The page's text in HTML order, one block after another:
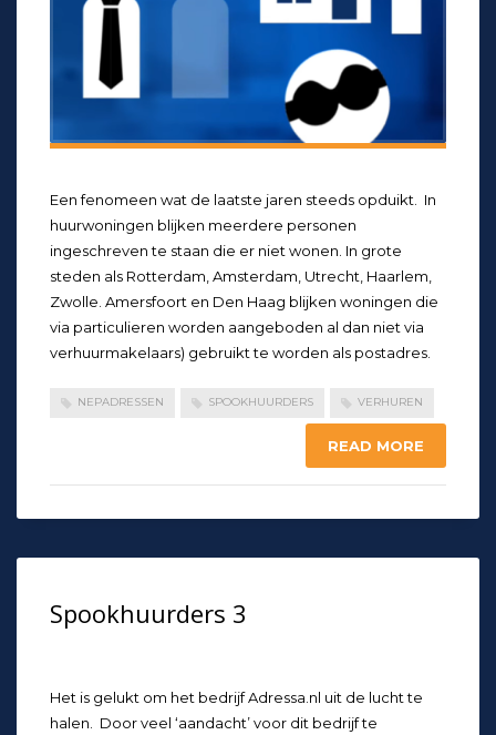
Een fenomeen wat de laatste jaren steeds opduikt. In
huurwoningen blijken meerdere personen
ingeschreven te staan die er niet wonen. In grote
steden als Rotterdam, Amsterdam, Utrecht, Haarlem,
Zwolle. Amersfoort en Den Haag blijken woningen die
via particulieren worden aangeboden al dan niet via
verhuurmakelaars) gebruikt te worden als postadres.
NEPADRESSEN SPOOKHUURDERS VERHUREN
READ MORE
Spookhuurders 3
Het is gelukt om het bedrijf Adressa.nl uit de lucht te
halen. Door veel ‘aandacht’ voor dit bedrijf te